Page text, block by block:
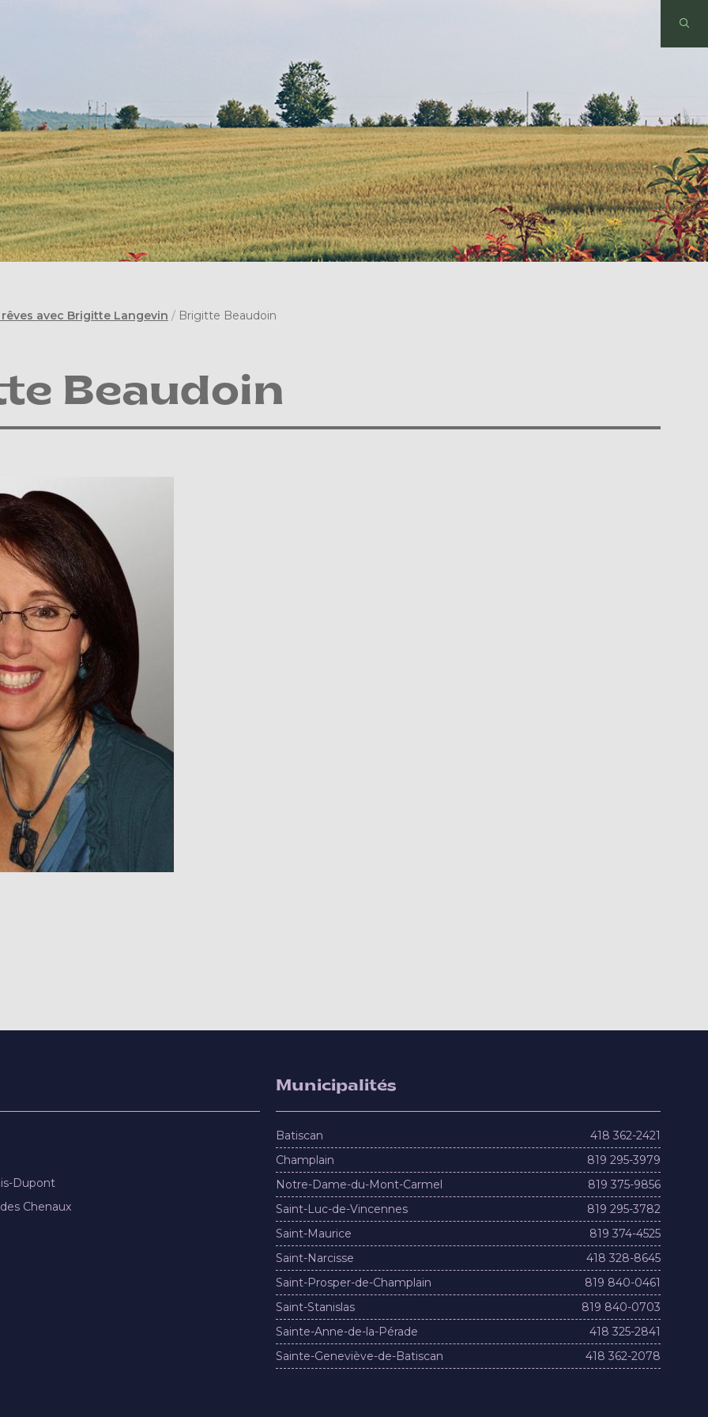
avec Brigitte Langevin / Brigitte Beaudoin
Beaudoin
Dupont
Chenaux
Municipalités
Batiscan
418 362-2421
Champlain
819 295-3979
Notre-Dame-du-Mont-Carmel
819 375-9856
Saint-Luc-de-Vincennes
819 295-3782
Saint-Maurice
819 374-4525
Saint-Narcisse
418 328-8645
Saint-Prosper-de-Champlain
819 840-0461
Saint-Stanislas
819 840-0703
Sainte-Anne-de-la-Pérade
418 325-2841
Sainte-Geneviève-de-Batiscan
418 362-2078